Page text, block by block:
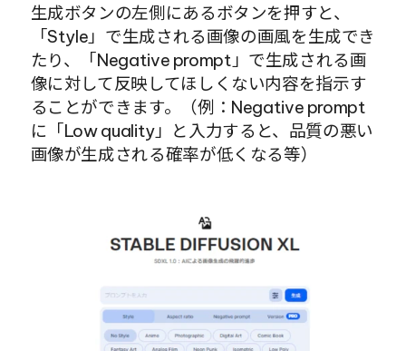
生成ボタンの左側にあるボタンを押すと、
「Style」で生成される画像の画風を生成でき
たり、「Negative prompt」で生成される画
像に対して反映してほしくない内容を指示す
ることができます。（例：Negative prompt
に「Low quality」と入力すると、品質の悪い
画像が生成される確率が低くなる等）